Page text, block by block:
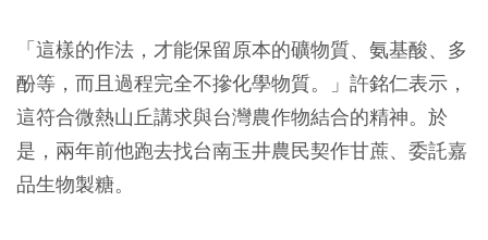
「這樣的作法，才能保留原本的礦物質、氨基酸、多
酚等，而且過程完全不摻化學物質。」許銘仁表示，
這符合微熱山丘講求與台灣農作物結合的精神。於
是，兩年前他跑去找台南玉井農民契作甘蔗、委託嘉
品生物製糖。